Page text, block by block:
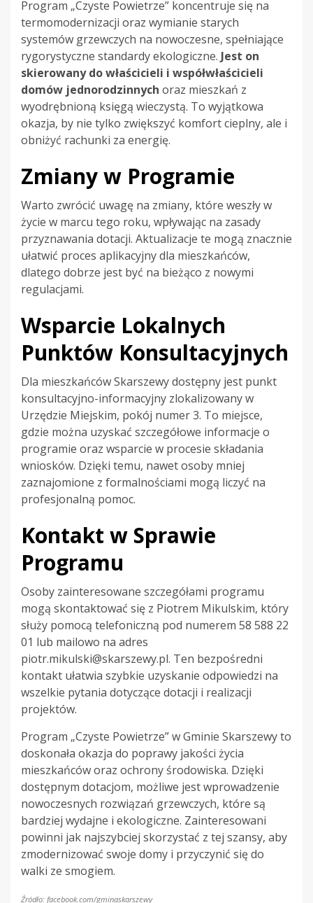
Program „Czyste Powietrze” koncentruje się na
termomodernizacji oraz wymianie starych
systemów grzewczych na nowoczesne, spełniające
rygorystyczne standardy ekologiczne. Jest on
skierowany do właścicieli i współwłaścicieli
domów jednorodzinnych oraz mieszkań z
wyodrębnioną księgą wieczystą. To wyjątkowa
okazja, by nie tylko zwiększyć komfort cieplny, ale i
obniżyć rachunki za energię.
Zmiany w Programie
Warto zwrócić uwagę na zmiany, które weszły w
życie w marcu tego roku, wpływając na zasady
przyznawania dotacji. Aktualizacje te mogą znacznie
ułatwić proces aplikacyjny dla mieszkańców,
dlatego dobrze jest być na bieżąco z nowymi
regulacjami.
Wsparcie Lokalnych
Punktów Konsultacyjnych
Dla mieszkańców Skarszewy dostępny jest punkt
konsultacyjno-informacyjny zlokalizowany w
Urzędzie Miejskim, pokój numer 3. To miejsce,
gdzie można uzyskać szczegółowe informacje o
programie oraz wsparcie w procesie składania
wniosków. Dzięki temu, nawet osoby mniej
zaznajomione z formalnościami mogą liczyć na
profesjonalną pomoc.
Kontakt w Sprawie
Programu
Osoby zainteresowane szczegółami programu
mogą skontaktować się z Piotrem Mikulskim, który
służy pomocą telefoniczną pod numerem 58 588 22
01 lub mailowo na adres
piotr.mikulski@skarszewy.pl. Ten bezpośredni
kontakt ułatwia szybkie uzyskanie odpowiedzi na
wszelkie pytania dotyczące dotacji i realizacji
projektów.
Program „Czyste Powietrze” w Gminie Skarszewy to
doskonała okazja do poprawy jakości życia
mieszkańców oraz ochrony środowiska. Dzięki
dostępnym dotacjom, możliwe jest wprowadzenie
nowoczesnych rozwiązań grzewczych, które są
bardziej wydajne i ekologiczne. Zainteresowani
powinni jak najszybciej skorzystać z tej szansy, aby
zmodernizować swoje domy i przyczynić się do
walki ze smogiem.
Źródło: facebook.com/gminaskarszewy